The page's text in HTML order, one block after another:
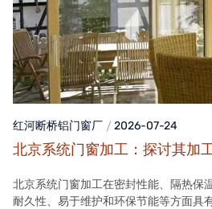
红河断桥铝门窗厂 2026-07-24
北京系统门窗加工：探讨其加
北京系统门窗加工在密封性能、隔热保
耐久性、易于维护和环保节能等方面具